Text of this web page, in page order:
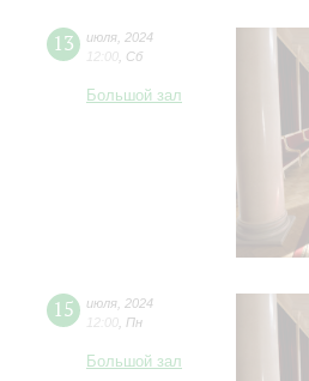
13 июля 2024
12:00 Сб
Большой зал
15 июля 2024
12:00 Пн
Большой зал